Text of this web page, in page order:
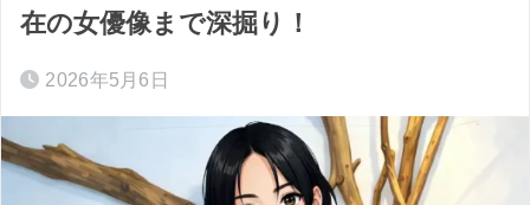
在の女優像まで深掘り！
2026年5月6日